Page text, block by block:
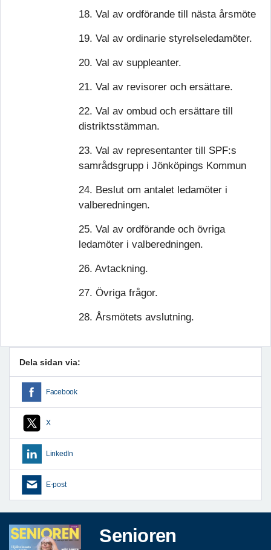
18. Val av ordförande till nästa årsmöte
19. Val av ordinarie styrelseledamöter.
20. Val av suppleanter.
21. Val av revisorer och ersättare.
22. Val av ombud och ersättare till
distriktsstämman.
23. Val av representanter till SPF:s
samrådsgrupp i Jönköpings Kommun
24. Beslut om antalet ledamöter i
valberedningen.
25. Val av ordförande och övriga
ledamöter i valberedningen.
26. Avtackning.
27. Övriga frågor.
28. Årsmötets avslutning.
Dela sidan via:
Facebook
X
LinkedIn
E-post
Senioren